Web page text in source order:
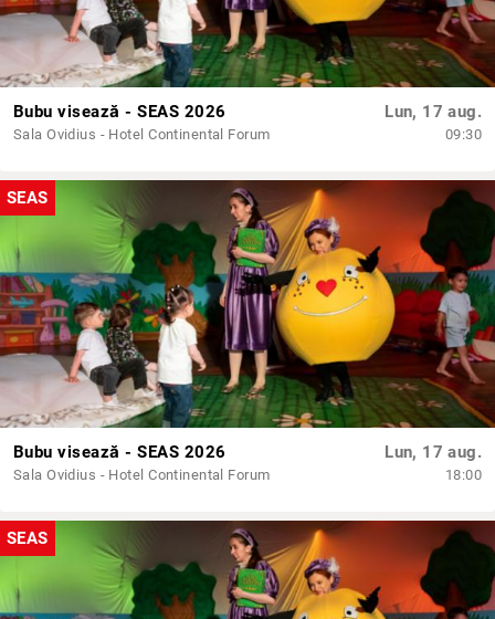
Bubu visează - SEAS 2026
Sala Ovidius - Hotel Continental Forum
Lun, 17 aug.
09:30
SEAS
Bubu visează - SEAS 2026
Sala Ovidius - Hotel Continental Forum
Lun, 17 aug.
18:00
SEAS